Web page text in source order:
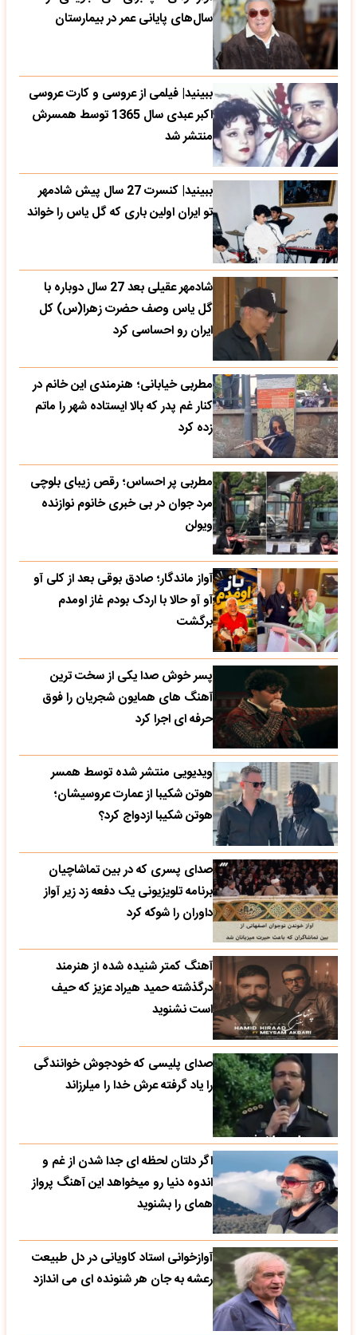
سال‌های پایانی عمر در بیمارستان
ببینید| فیلمی از عروسی و کارت عروسی
اکبر عبدی سال 1365 توسط همسرش
منتشر شد
ببینید| کنسرت 27 سال پیش شادمهر
تو ایران اولین باری که گل یاس را خواند
شادمهر عقیلی بعد 27 سال دوباره با
گل یاس وصف حضرت زهرا(س) کل
ایران رو احساسی کرد
مطربی خیابانی؛ هنرمندی این خانم در
کنار غم پدر که بالا ایستاده شهر را ماتم
زده کرد
مطربی پر احساس؛ رقص زیبای بلوچی
مرد جوان در بی خبری خانوم نوازنده
ویولن
آواز ماندگار؛ صادق بوقی بعد از کلی آو
آو آو حالا با اردک بودم غاز اومدم
برگشت
پسر خوش صدا یکی از سخت ترین
آهنگ های همایون شجریان را فوق
حرفه ای اجرا کرد
ویدیویی منتشر شده توسط همسر
هوتن شکیبا از عمارت عروسیشان؛
هوتن شکیبا ازدواج کرد؟
صدای پسری که در بین تماشاچیان
برنامه تلویزیونی یک دفعه زد زیر آواز
داوران را شوکه کرد
آهنگ کمتر شنیده شده از هنرمند
درگذشته حمید هیراد عزیز که حیف
است نشنوید
صدای پلیسی که خودجوش خوانندگی
را یاد گرفته عرش خدا را میلرزاند
اگر دلتان لحظه ای جدا شدن از غم و
اندوه دنیا رو میخواهد این آهنگ پرواز
همای را بشنوید
آوازخوانی استاد کاویانی در دل طبیعت
رعشه به جان هر شنونده ای می اندازد